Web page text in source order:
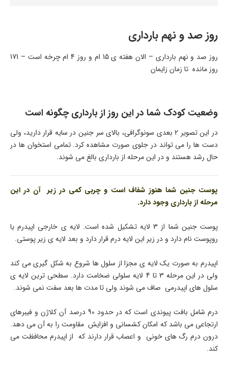
روز صد و نهم بارداری
روز صد و نهم بارداری – الان هفته ی 15 ام و روز 4 ام چرخه است – 171
روز مانده تا زمان زایمان
وضعیت کودک شما در این روز از بارداری چگونه است
در این تصویر 2 بعدی سونوگرافی، بالای سر جنین در سایه قرار دارید، ولی
دست ها را می تواند در جلوی صورت مشاهده کرد. تمامی استخوان ها در
حال رشد هستند و در این مرحله از بارداری بالغ می شوند.
پوست جنین شما هنوز شفاف است و چربی کمی در زیر آن در این
مرحله از بارداری وجود دارد.
پوست جنین شما از 3 لایه تشکیل شده است. لایه ی خارجی اپیدرم یا
روپوست نام دارد و در زیر این لایه درم قرار دارد و بعد لایه ی زیر پوستی.
اپیدرم به صورت یک لایه ی مجزا از سلول ها شروع به شکل گیری می کند
ولی در این مرحله 3 تا 4 لایه سلولی ضخامت دارد. سطحی ترین لایه ی
سلول های اپیدرمی صاف می شوند ولی تا مدت ها بعد سفت نمی شوند.
درم شامل بافت پیوندی است که در حدود 90 درصد آن کلاژن و فیبرهای
ارتجاعی می باشد که امکان کشسانی و افزایش مقاومت را به آن می دهد.
درون درم رگ های خونی و اعصاب قرار دارند که از اپیدرم محافظت می
کند.